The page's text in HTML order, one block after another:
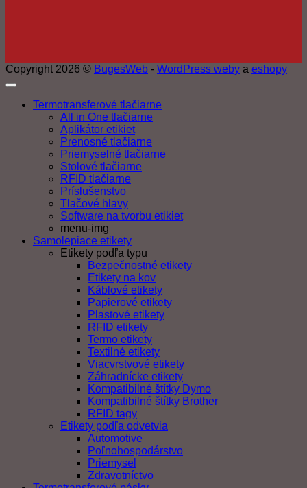
Copyright 2026 © BugesWeb - WordPress weby a eshopy
Termotransferové tlačiarne
All in One tlačiarne
Aplikátor etikiet
Prenosné tlačiarne
Priemyselné tlačiarne
Stolové tlačiarne
RFID tlačiarne
Príslušenstvo
Tlačové hlavy
Software na tvorbu etikiet
menu-img
Samolepiace etikety
Etikety podľa typu
Bezpečnostné etikety
Etikety na kov
Káblové etikety
Papierové etikety
Plastové etikety
RFID etikety
Termo etikety
Textilné etikety
Viacvrstvové etikety
Záhradnícke etikety
Kompatibilné štítky Dymo
Kompatibilné štítky Brother
RFID tagy
Etikety podľa odvetvia
Automotive
Poľnohospodárstvo
Priemysel
Zdravotníctvo